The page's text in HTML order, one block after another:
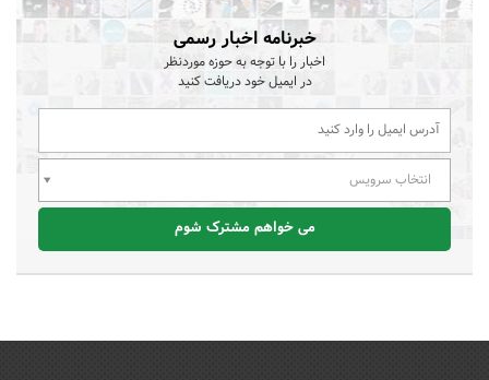
خبرنامه اخبار رسمی
اخبار را با توجه به حوزه موردنظر
در ایمیل خود دریافت کنید
انتخاب سرویس
می خواهم مشترک شوم